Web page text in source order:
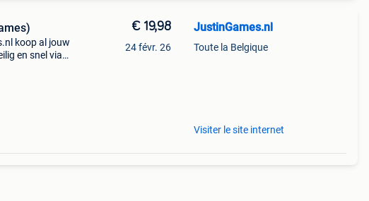
koop al jouw
en snel via
€ 19,98
24 févr. 26
JustinGames.nl
Toute la Belgique
Visiter le site internet